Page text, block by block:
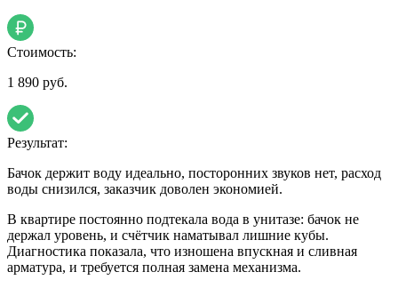
Стоимость:
1 890 руб.
Результат:
Бачок держит воду идеально, посторонних звуков нет, расход
воды снизился, заказчик доволен экономией.
В квартире постоянно подтекала вода в унитазе: бачок не
держал уровень, и счётчик наматывал лишние кубы.
Диагностика показала, что изношена впускная и сливная
арматура, и требуется полная замена механизма.